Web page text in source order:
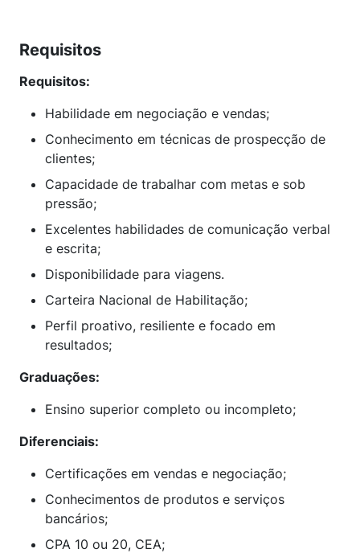
Requisitos
Requisitos:
Habilidade em negociação e vendas;
Conhecimento em técnicas de prospecção de
clientes;
Capacidade de trabalhar com metas e sob
pressão;
Excelentes habilidades de comunicação verbal
e escrita;
Disponibilidade para viagens.
Carteira Nacional de Habilitação;
Perfil proativo, resiliente e focado em
resultados;
Graduações:
Ensino superior completo ou incompleto;
Diferenciais:
Certificações em vendas e negociação;
Conhecimentos de produtos e serviços
bancários;
CPA 10 ou 20, CEA;